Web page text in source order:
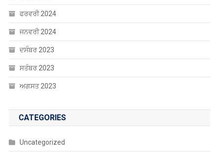
ਫਰਵਰੀ 2024
ਜਨਵਰੀ 2024
ਦਸੰਬਰ 2023
ਸਤੰਬਰ 2023
ਅਗਸਤ 2023
CATEGORIES
Uncategorized